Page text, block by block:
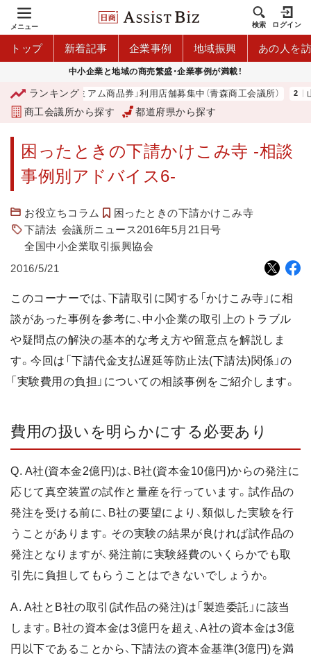
メニュー 検索 ログイン
トップ 新着記事 企業事例 地域振興 あの人を
中小企業と地域の商売繁盛・企業事例が満載！
ランキング
「青森市プレミアム商品券」利用店舗募集中（青森商工会議所） 山
商工会議所から探す 都道府県から探す
困ったときの下請かけこみ寺 -相談
事例別アドバイス6-
お役立ちコラム
困ったときの下請かけこみ寺
下請法 会議所ニュース2016年5月21日号
全国中小企業取引振興協会
2016/5/21
このコーナーでは、下請取引に関する「かけこみ寺」に相
談があった事例を参考に、中小企業の取引上のトラブル
や疑問点の解決の基本的な考え方や留意点を解説しま
す。今回は「下請代金支払遅延等防止法(下請法)関係」の
「実験費用の負担」についての相談事例をご紹介します。
費用の扱いを明らかにする必要あり
Q. A社(資本金2億円)は、B社(資本金10億円)からの発注に
応じて真空装置の試作と量産を行っています。試作品の
発注を受ける前に、B社の要望により、類似した実験を行
うことがあります。その実験の結果が良ければ試作品の
発注となりますが、発注前に実験経費のいくらかでも取
引先に負担してもらうことはできないでしょうか。
A. A社とB社の取引(試作品の発注)は「製造委託」に該当
します。B社の資本金は3億円を超え、A社の資本金は3億
円以下であることから、下請法の資本金基準(3億円)を満